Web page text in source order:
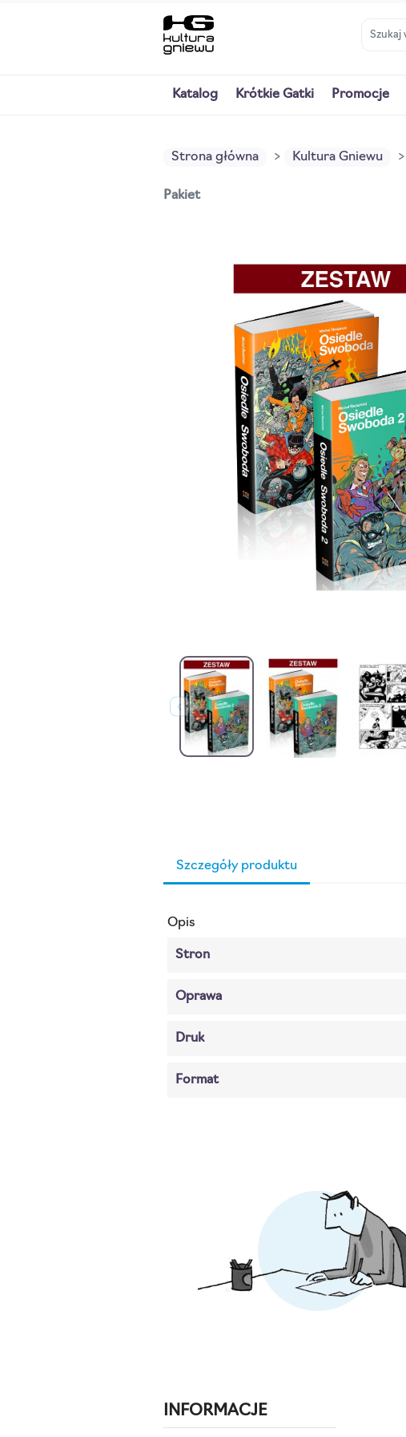
Katalog Krótkie Gatki Promocje
Strona główna Kultura Gniewu
Pakiet
Szczegóły produktu
Opis
Stron
Oprawa
Druk
Format
INFORMACJE